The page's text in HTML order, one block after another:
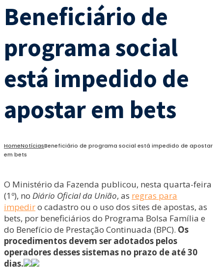
Beneficiário de
programa social
está impedido de
apostar em bets
HomeNotíciasBeneficiário de programa social está impedido de apostar
em bets
O Ministério da Fazenda publicou, nesta quarta-feira
(1º), no Diário Oficial da União, as regras para
impediro cadastro ou o uso dos sites de apostas, as
bets, por beneficiários do Programa Bolsa Família e
do Benefício de Prestação Continuada (BPC). Os
procedimentos devem ser adotados pelos
operadores desses sistemas no prazo de até 30
dias.